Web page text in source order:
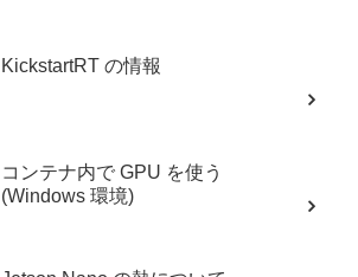
KickstartRT の情報
コンテナ内で GPU を使う
(Windows 環境)